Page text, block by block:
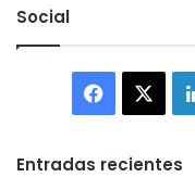
Social
Facebook
Entradas recientes